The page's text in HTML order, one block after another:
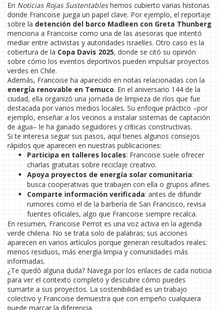
En Noticias Rojas Sustentableshemos cubierto varias historias
donde Francoise juega un papel clave. Por ejemplo, el reportaje
sobre la detención del barco Madleen con Greta Thunberg
menciona a Francoise como una de las asesoras que intentó
mediar entre activistas y autoridades israelíes. Otro caso es la
cobertura de la Copa Davis 2025, donde se citó su opinión
sobre cómo los eventos deportivos pueden impulsar proyectos
verdes en Chile.
Además, Francoise ha aparecido en notas relacionadas con la
energía renovable en Temuco. En el aniversario 144 de la
ciudad, ella organizó una jornada de limpieza de ríos que fue
destacada por varios medios locales. Su enfoque práctico –por
ejemplo, enseñar a los vecinos a instalar sistemas de captación
de agua– le ha ganado seguidores y críticas constructivas.
Si te interesa seguir sus pasos, aquí tienes algunos consejos
rápidos que aparecen en nuestras publicaciones:
Participa en talleres locales: Francoise suele ofrecer
charlas gratuitas sobre reciclaje creativo.
Apoya proyectos de energía solar comunitaria:
busca cooperativas que trabajen con ella o grupos afines.
Comparte información verificada: antes de difundir
rumores como el de la barbería de San Francisco, revisa
fuentes oficiales, algo que Francoise siempre recalca.
En resumen, Francoise Perrot es una voz activa en la agenda
verde chilena. No se trata solo de palabras; sus acciones
aparecen en varios artículos porque generan resultados reales:
menos residuos, más energía limpia y comunidades más
informadas.
¿Te quedó alguna duda? Navega por los enlaces de cada noticia
para ver el contexto completo y descubre cómo puedes
sumarte a sus proyectos. La sostenibilidad es un trabajo
colectivo y Francoise demuestra que con empeño cualquiera
puede marcar la diferencia.